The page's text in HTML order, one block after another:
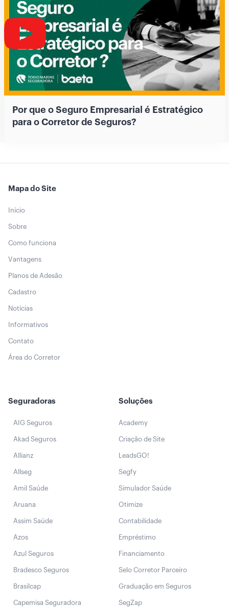
Por que o Seguro Empresarial é Estratégico
para o Corretor de Seguros?
Mapa do Site
Início
Sobre
Como funciona
Vantagens
Planos de Adesão
Cadastro
Notícias
Informativos
Contato
Área do Corretor
Seguradoras
AIG Seguros
Akad Seguros
Allianz
Allseg
Amil Saúde
Aruana
Assim Saúde
Azos
Azul Seguros
Bradesco Seguros
Brasilcap
Capemisa Seguradora
Soluções
Academy
Criação de Site
LeadsGO!
Segfy
Simulador Saúde
Otimize
Contabilidade
Empréstimo
Financiamento
Selo Corretor Parceiro
Graduação em Seguros
SegZap